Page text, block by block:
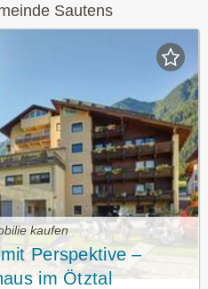
Sautens
kaufen
Perspektive –
im Ötztal